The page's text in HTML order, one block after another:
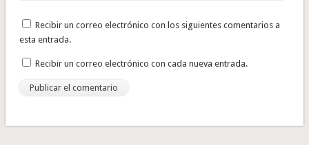
Recibir un correo electrónico con los siguientes comentarios a
esta entrada.
Recibir un correo electrónico con cada nueva entrada.